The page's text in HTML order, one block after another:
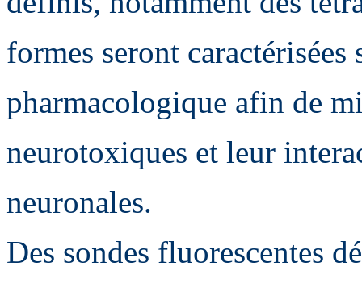
formes seront
pharmacologique afin de
neurotoxiques et leur
neuronales.
Des sondes fluorescentes